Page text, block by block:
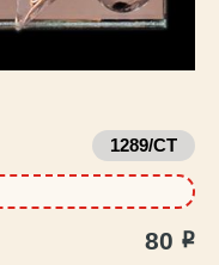
1289/CT
80 Р